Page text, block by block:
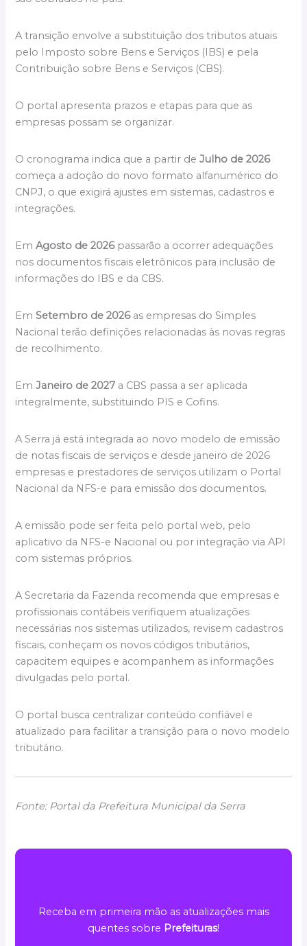
A transição envolve a substituição dos tributos atuais
pelo Imposto sobre Bens e Serviços (IBS) e pela
Contribuição sobre Bens e Serviços (CBS).
O portal apresenta prazos e etapas para que as
empresas possam se organizar.
O cronograma indica que a partir deJulho de 2026
começa a adoção do novo formato alfanumérico do
CNPJ, o que exigirá ajustes em sistemas, cadastros e
integrações.
EmAgosto de 2026passarão a ocorrer adequações
nos documentos fiscais eletrônicos para inclusão de
informações do IBS e da CBS.
EmSetembro de 2026as empresas do Simples
Nacional terão definições relacionadas às novas regras
de recolhimento.
EmJaneiro de 2027 a CBS passa a ser aplicada
integralmente, substituindo PIS e Cofins.
A Serra já está integrada ao novo modelo de emissão
de notas fiscais de serviços e desde janeiro de 2026
empresas e prestadores de serviços utilizam o Portal
Nacional da NFS-e para emissão dos documentos.
A emissão pode ser feita pelo portal web, pelo
aplicativo da NFS-e Nacional ou por integração via API
com sistemas próprios.
A Secretaria da Fazenda recomenda que empresas e
profissionais contábeis verifiquem atualizações
necessárias nos sistemas utilizados, revisem cadastros
fiscais, conheçam os novos códigos tributários,
capacitem equipes e acompanhem as informações
divulgadas pelo portal.
O portal busca centralizar conteúdo confiável e
atualizado para facilitar a transição para o novo modelo
tributário.
Fonte: Portal da Prefeitura Municipal da Serra
Receba em primeira mão as atualizações mais
quentes sobre Prefeituras!